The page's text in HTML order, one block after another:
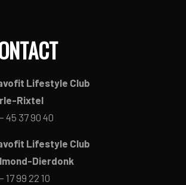
Lifestyle Club
Rixtel
45 37 90 40
Lifestyle Club
Dierdonk
17 99 22 10